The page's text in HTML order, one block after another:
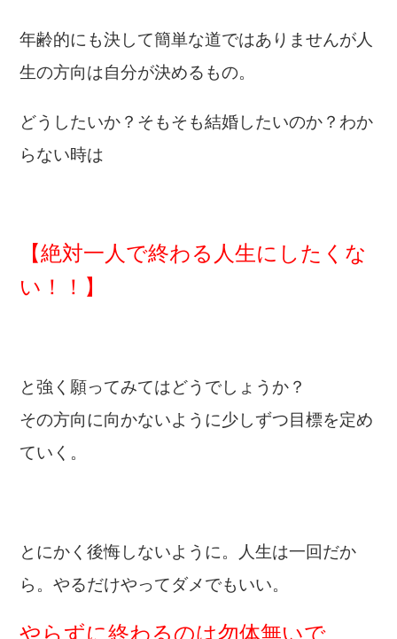
年齢的にも決して簡単な道ではありませんが人
生の方向は自分が決めるもの。
どうしたいか？そもそも結婚したいのか？わか
らない時は
【絶対一人で終わる人生にしたくな
い！！】
と強く願ってみてはどうでしょうか？
その方向に向かないように少しずつ目標を定め
ていく。
とにかく後悔しないように。人生は一回だか
ら。やるだけやってダメでもいい。